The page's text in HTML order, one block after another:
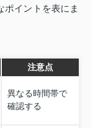
ポイントを表にま
注意点
異なる時間帯で
確認する